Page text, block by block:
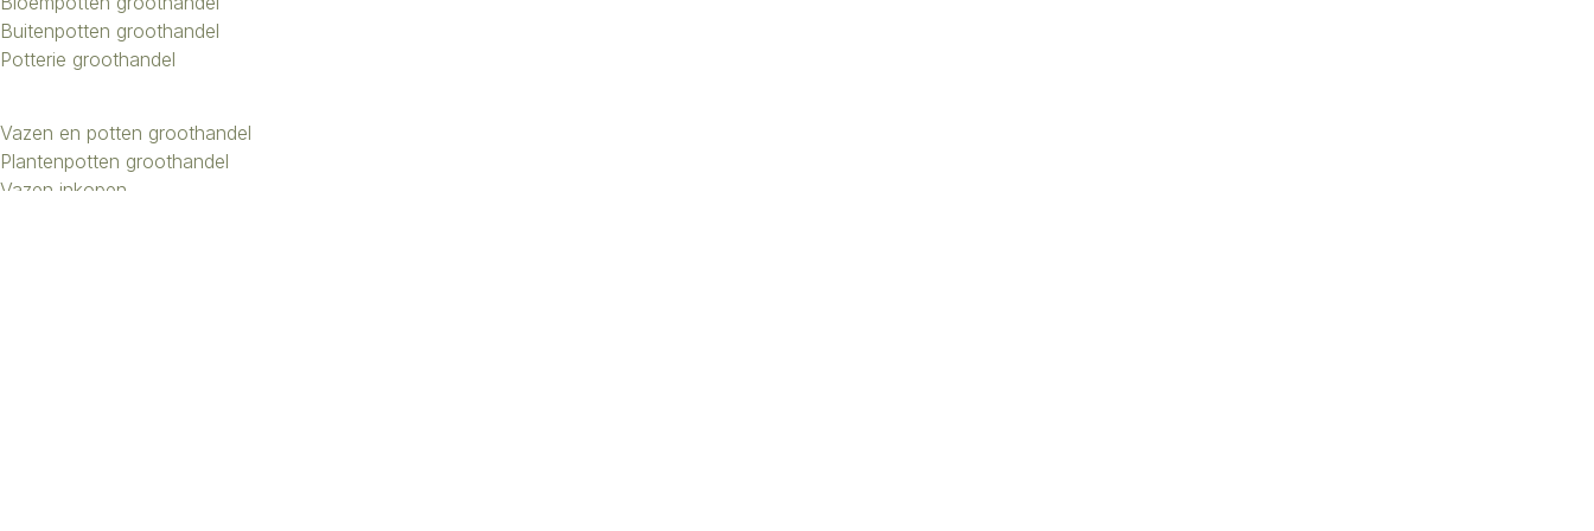
Buitenpotten groothandel
Potterie groothandel
Vazen en potten groothandel
Plantenpotten groothandel
Vazen inkopen